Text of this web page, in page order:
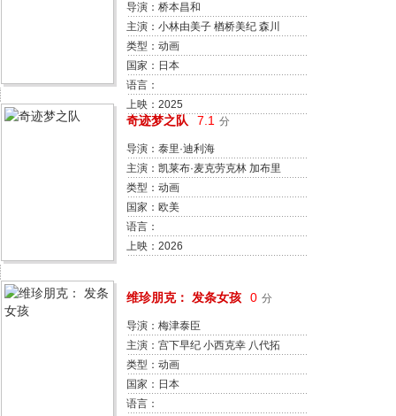
导演：桥本昌和
主演：小林由美子 楢桥美纪 森川
智之 兴梠里美 真柴摩利 林玉绪 一
龙斋贞友 山寺宏一 濑户麻沙美 速
水奖
类型：动画
国家：日本
语言：
上映：2025
奇迹梦之队 7.1 分
导演：泰里·迪利海
亚当·罗塞特
主演：凯莱布·麦克劳克林 加布里
埃尔·尤尼恩 斯蒂芬·库里 亚伦·皮
埃尔 妮可拉·考夫兰 大卫·哈伯 尼克
·克罗尔 詹妮弗·路易斯 帕顿·奥斯
瓦尔特 杰利·罗尔
类型：动画
国家：欧美
语言：
上映：2026
维珍朋克： 发条女孩 0 分
导演：梅津泰臣
主演：宫下早纪 小西克幸 八代拓
田边留依 若本规夫 和泉风花 上坂
堇
类型：动画
国家：日本
语言：